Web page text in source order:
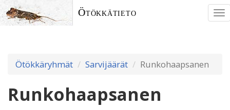
Ötökkätieto
Ötökkäryhmät Sarvijäärät Runkohaapsanen
Runkohaapsanen